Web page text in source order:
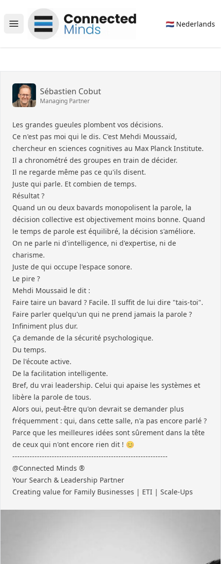
Open main menu
Connected Minds
🇳🇱 Nederlands
Sébastien Cobut
Managing Partner
Les grandes gueules plombent vos décisions.
Ce n'est pas moi qui le dis. C'est Mehdi Moussaïd,
chercheur en sciences cognitives au Max Planck Institute.
Il a chronométré des groupes en train de décider.
Il ne regarde même pas ce qu'ils disent.
Juste qui parle. Et combien de temps.
Résultat ?
Quand un ou deux bavards monopolisent la parole, la
décision collective est objectivement moins bonne. Quand
le temps de parole est équilibré, la décision s'améliore.
On ne parle ni d'intelligence, ni d'expertise, ni de
charisme.
Juste de qui occupe l'espace sonore.
Le pire ?
Mehdi Moussaïd le dit :
Faire taire un bavard ? Facile. Il suffit de lui dire "tais-toi".
Faire parler quelqu'un qui ne prend jamais la parole ?
Infiniment plus dur.
Ça demande de la sécurité psychologique.
Du temps.
De l'écoute active.
De la facilitation intelligente.
Bref, du vrai leadership. Celui qui apaise les systèmes et
libère la parole de tous.
Alors oui, peut-être qu'on devrait se demander plus
fréquemment : qui, dans cette salle, n'a pas encore parlé ?
Parce que les meilleures idées sont sûrement dans la tête
de ceux qui n'ont encore rien dit ! 😊
---------------------------------------------------------------
@Connected Minds ®
Your Search & Leadership Partner
Creating value for Family Businesses | ETI | Scale-Ups